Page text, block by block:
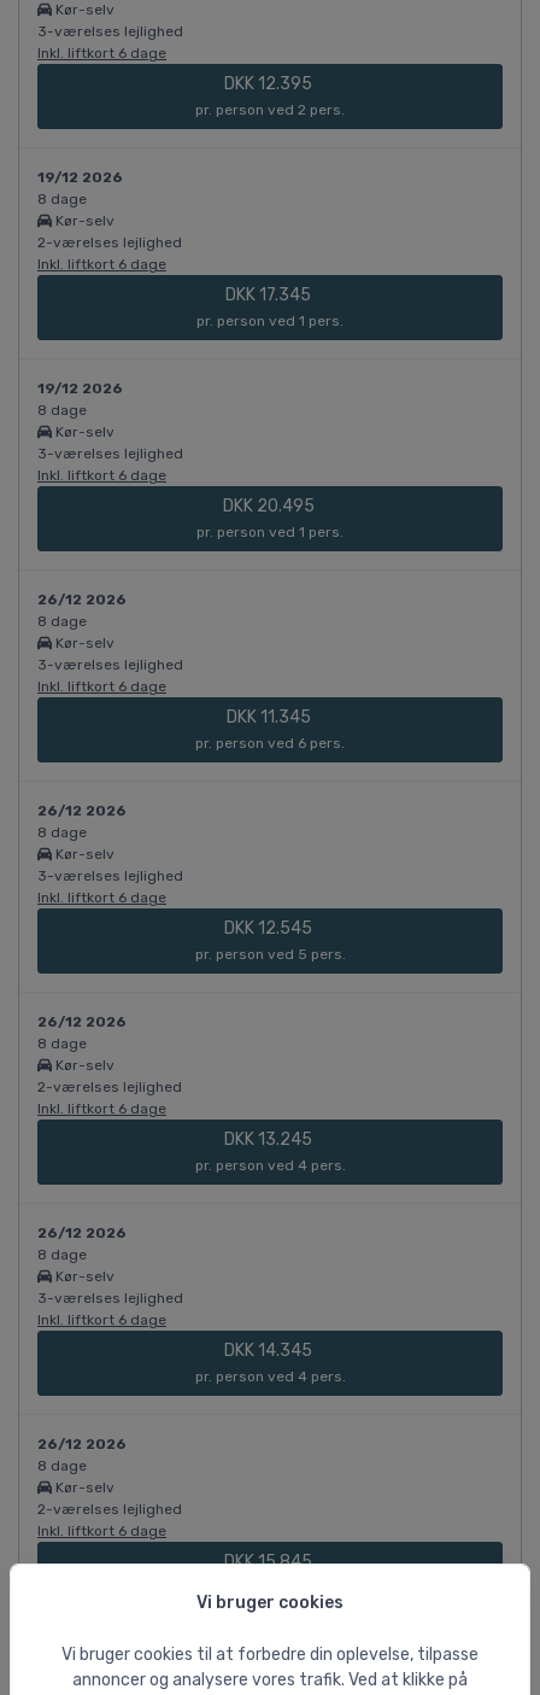
Vi bruger cookies
Vi bruger cookies til at forbedre din oplevelse, tilpasse
annoncer og analysere vores trafik. Ved at klikke på
Kør-selv
3-værelses lejlighed
Inkl. liftkort 6 dage
DKK 12.395
pr. person ved 2 pers.
19/12 2026
8 dage
Kør-selv
2-værelses lejlighed
Inkl. liftkort 6 dage
DKK 17.345
pr. person ved 1 pers.
19/12 2026
8 dage
Kør-selv
3-værelses lejlighed
Inkl. liftkort 6 dage
DKK 20.495
pr. person ved 1 pers.
26/12 2026
8 dage
Kør-selv
3-værelses lejlighed
Inkl. liftkort 6 dage
DKK 11.345
pr. person ved 6 pers.
26/12 2026
8 dage
Kør-selv
3-værelses lejlighed
Inkl. liftkort 6 dage
DKK 12.545
pr. person ved 5 pers.
26/12 2026
8 dage
Kør-selv
2-værelses lejlighed
Inkl. liftkort 6 dage
DKK 13.245
pr. person ved 4 pers.
26/12 2026
8 dage
Kør-selv
3-værelses lejlighed
Inkl. liftkort 6 dage
DKK 14.345
pr. person ved 4 pers.
26/12 2026
8 dage
Kør-selv
2-værelses lejlighed
Inkl. liftkort 6 dage
DKK 15.845
26/12 2026
8 dage